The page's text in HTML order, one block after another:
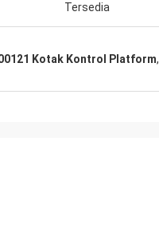
cukup bagus.
Tersedia
Kotak Kontrol Platform,